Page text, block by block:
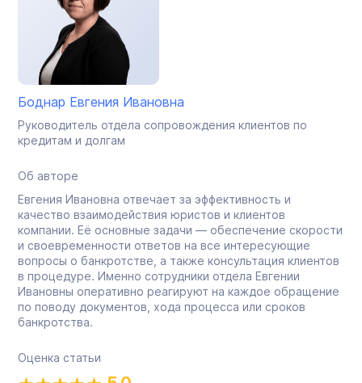
Боднар Евгения Ивановна
Руководитель отдела сопровождения клиентов по
кредитам и долгам
Об авторе
Евгения Ивановна отвечает за эффективность и
качество взаимодействия юристов и клиентов
компании. Её основные задачи — обеспечение скорости
и своевременности ответов на все интересующие
вопросы о банкротстве, а также консультация клиентов
в процедуре. Именно сотрудники отдела Евгении
Ивановны оперативно реагируют на каждое обращение
по поводу документов, хода процесса или сроков
банкротства.
Оценка статьи